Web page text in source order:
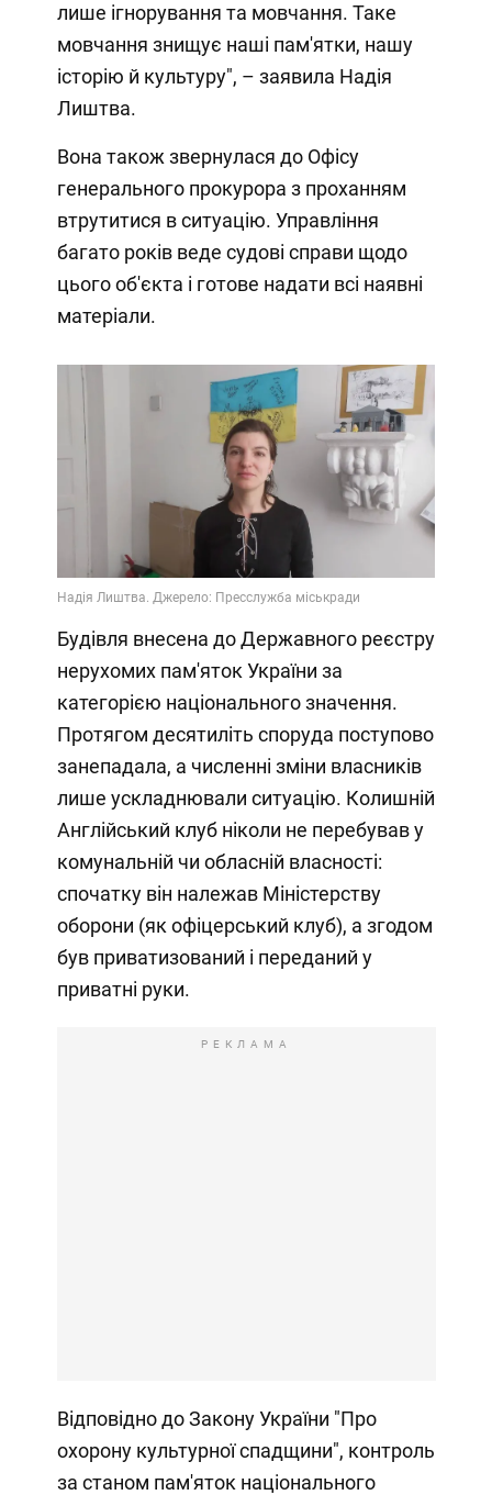
лише ігнорування та мовчання. Таке
мовчання знищує наші пам'ятки, нашу
історію й культуру", – заявила Надія
Лиштва.
Вона також звернулася до Офісу
генерального прокурора з проханням
втрутитися в ситуацію. Управління
багато років веде судові справи щодо
цього об'єкта і готове надати всі наявні
матеріали.
Будівля внесена до Державного реєстру
нерухомих пам'яток України за
категорією національного значення.
Протягом десятиліть споруда поступово
занепадала, а численні зміни власників
лише ускладнювали ситуацію. Колишній
Англійський клуб ніколи не перебував у
комунальній чи обласній власності:
спочатку він належав Міністерству
оборони (як офіцерський клуб), а згодом
був приватизований і переданий у
приватні руки.
РЕКЛАМА
Відповідно до Закону України "Про
охорону культурної спадщини", контроль
за станом пам'яток національного